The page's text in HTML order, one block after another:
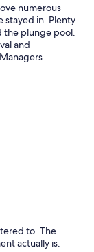
numerous
stayed in. Plenty
the plunge pool.
and
to. The
actually is.